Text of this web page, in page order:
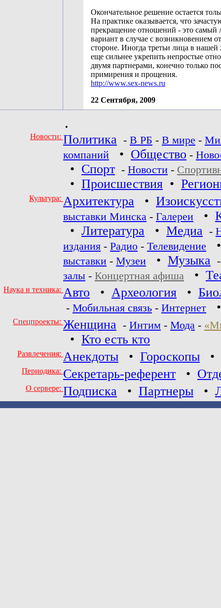
Окончательное решение остается
На практике оказывается, что
прекращение отношений - это самый
вариант в случае с возникновением
стороне. Иногда третьи лица в
еще сильнее укрепить непростые
двумя партнерами, конечно только
примирения и прощения.
http://www.sex-news.ru
22 Сентября, 2009
•
Новости: Политика - В РБ - В мире -
компаний
• Общество -
• Спорт - Новости -
• Происшествия •
Культура: Архитектура •
выставки Минска - Галереи •
• Литература • Медиа -
издания - Радио - Телевидение
выставки - Музеи • Музыка
залы - Концертная афиша •
Наука и техника: Авто • Археология •
- Мобильная связь - Интернет
Спецпроекты: Женщина - Интим - Мода -
• Кто есть кто
Развлечения: Анекдоты • Гороскопы •
Периодика: Секретарь-референт •
О сервере: Подписка • Партнеры •